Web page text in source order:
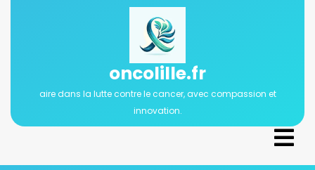
oncolille.fr
aire dans la lutte contre le cancer, avec compassion et
innovation.